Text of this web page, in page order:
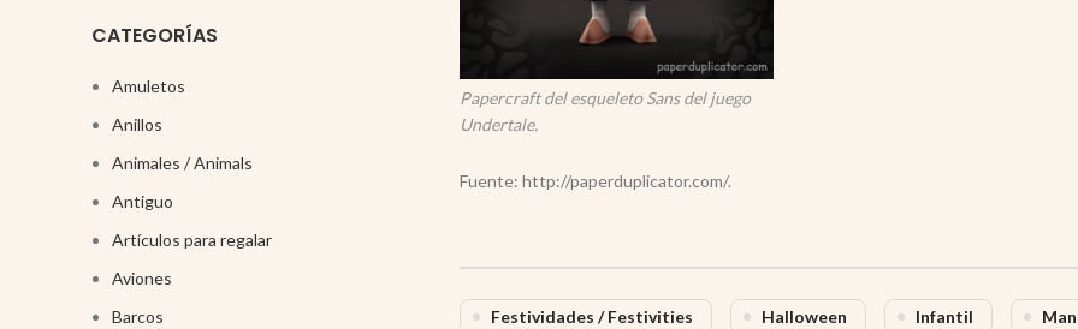
Papercraft del esqueleto Sans del juego
Undertale.
Fuente: http://paperduplicator.com/.
Festividades / Festivities Halloween Infantil
CATEGORÍAS
Amuletos
Anillos
Animales / Animals
Antiguo
Artículos para regalar
Aviones
Barcos